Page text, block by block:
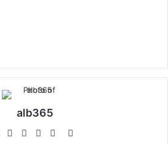
alb365
WebsiteFacebook
TwitterLinkedInYouTube
Instagram